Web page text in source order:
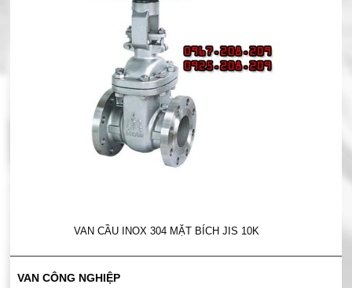
VAN CẦU INOX 304 MẶT BÍCH JIS 10K
VAN CÔNG NGHIỆP